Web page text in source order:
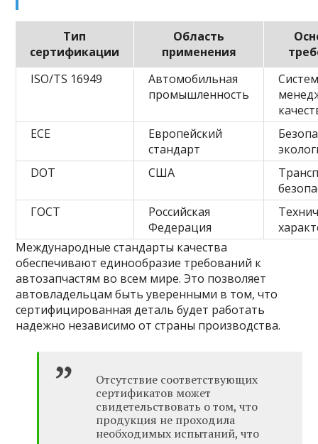
Тип
сертификации
Область
применения
ISO/TS 16949
Автомобильная
промышленность
ECE
Европейский
стандарт
DOT
США
ГОСТ
Российская
Федерация
Международные стандарты качества
обеспечивают единообразие требований к
автозапчастям во всем мире. Это позволяет
автовладельцам быть уверенными в том, что
сертифицированная деталь будет работать
надежно независимо от страны производства.
Отсутствие соответствующих
сертификатов может
свидетельствовать о том, что
продукция не проходила
необходимых испытаний, что